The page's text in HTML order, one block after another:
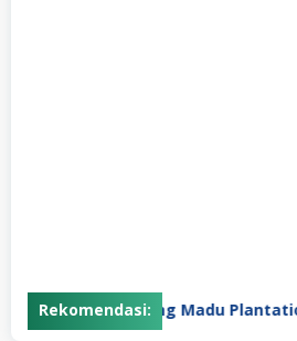
Rekomendasi:
PT Gunung Madu Plantations